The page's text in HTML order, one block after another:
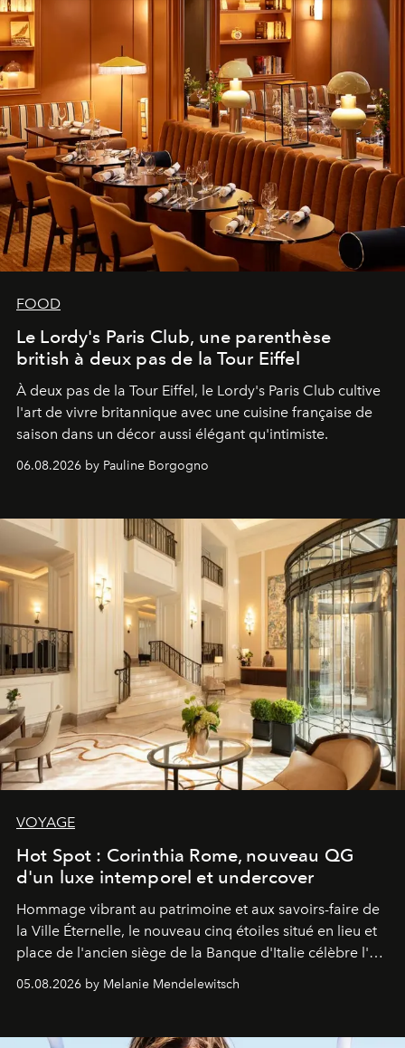
FOOD
Le Lordy's Paris Club, une parenthèse
british à deux pas de la Tour Eiffel
À deux pas de la Tour Eiffel, le Lordy's Paris Club cultive
l'art de vivre britannique avec une cuisine française de
saison dans un décor aussi élégant qu'intimiste.
06.08.2026 by Pauline Borgogno
VOYAGE
Hot Spot : Corinthia Rome, nouveau QG
d'un luxe intemporel et undercover
Hommage vibrant au patrimoine et aux savoirs-faire de
la Ville Éternelle, le nouveau cinq étoiles situé en lieu et
place de l'ancien siège de la Banque d'Italie célèbre l'art
de vivre Romain dans toute son élégance intemporelle.
05.08.2026 by Melanie Mendelewitsch